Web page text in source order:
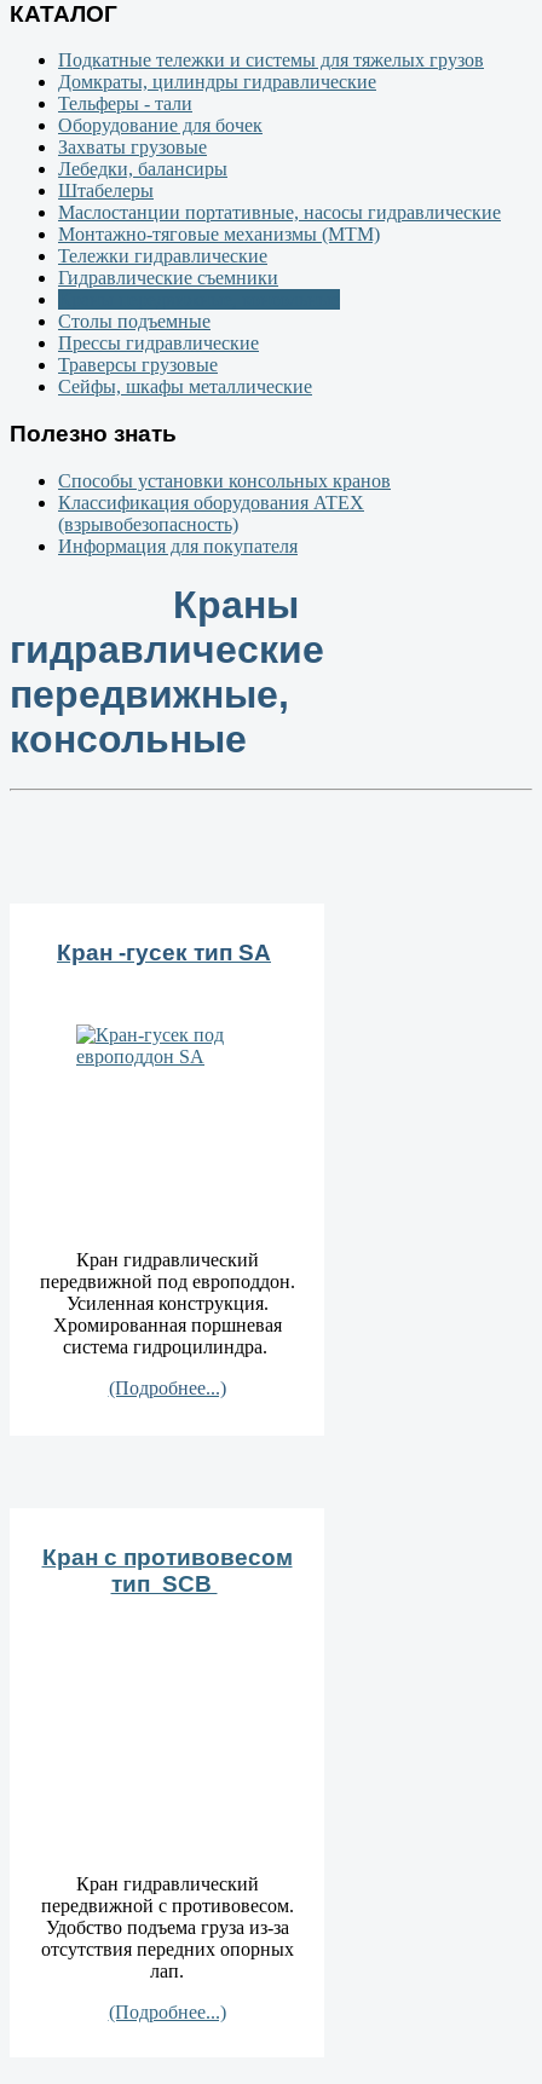
КАТАЛОГ
Подкатные тележки и системы для тяжелых грузов
Домкраты, цилиндры гидравлические
Тельферы - тали
Оборудование для бочек
Захваты грузовые
Лебедки, балансиры
Штабелеры
Маслостанции портативные, насосы гидравлические
Монтажно-тяговые механизмы (МТМ)
Тележки гидравлические
Гидравлические съемники
Столы подъемные
Прессы гидравлические
Траверсы грузовые
Сейфы, шкафы металлические
Полезно знать
Способы установки консольных кранов
Классификация оборудования ATEX
(взрывобезопасность)
Информация для покупателя
Краны
гидравлические
передвижные,
консольные
Кран -гусек тип SA
Кран гидравлический
передвижной под европоддон.
Усиленная конструкция.
Хромированная поршневая
система гидроцилиндра.
(Подробнее...)
Кран с противовесом
тип SСB
Кран гидравлический
передвижной с противовесом.
Удобство подъема груза из-за
отсутствия передних опорных
лап.
(Подробнее...)